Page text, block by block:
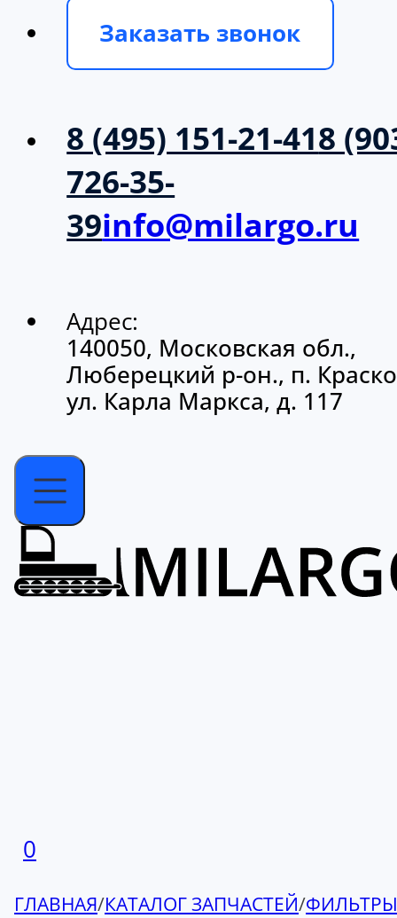
Заказать звонок
8 (495) 151-21-418
726-35-
39info@milargo.ru
Адрес:
140050, Московская обл.,
Люберецкий р-он., п.
ул. Карла Маркса, д. 117
0
ГЛАВНАЯ/КАТАЛОГ ЗАПЧАСТЕЙ/ФИЛЬТРЫ